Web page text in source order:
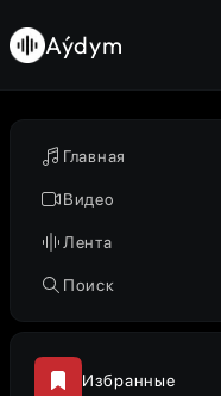
Главная
Видео
Лента
Поиск
Избранные
Aýdym